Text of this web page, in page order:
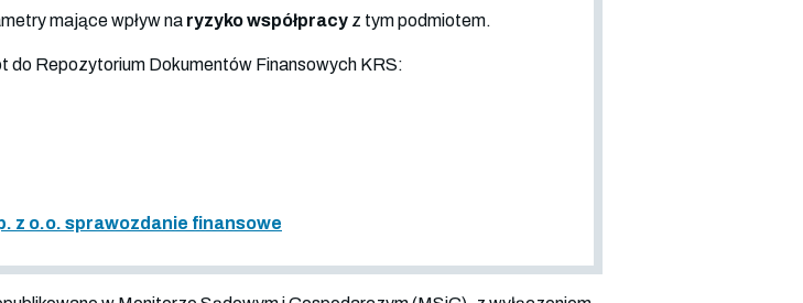
mające wpływ na ryzyko współpracy z tym podmiotem.
do Repozytorium Dokumentów Finansowych KRS:
z o.o. sprawozdanie finansowe